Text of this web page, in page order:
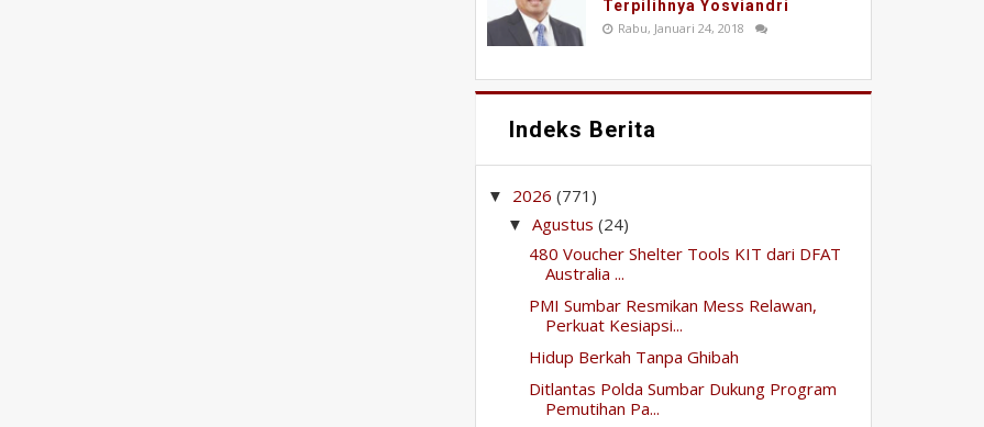
Terpilihnya Yosviandri
Rabu, Januari 24, 2018
Indeks Berita
▼ 2026(771)
▼Agustus(24)
480 Voucher Shelter Tools KIT dari DFAT
Australia ...
PMI Sumbar Resmikan Mess Relawan,
Perkuat Kesiapsi...
Hidup Berkah Tanpa Ghibah
Ditlantas Polda Sumbar Dukung Program
Pemutihan Pa...